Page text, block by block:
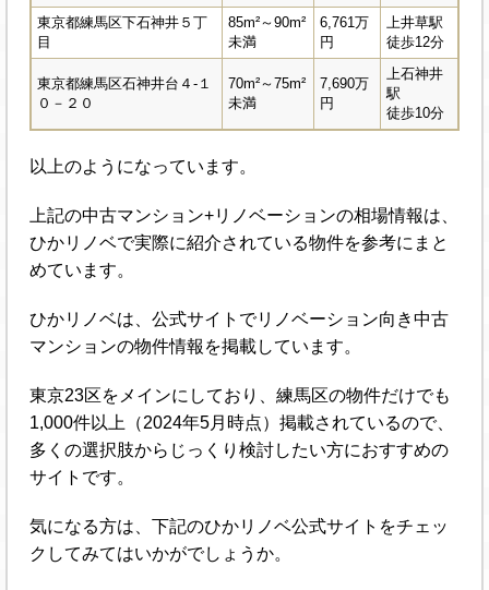
東京都練馬区下石神井５丁
目
85m²～90m²
未満
6,761万
円
上井草駅
徒歩12分
東京都練馬区石神井台４-１
０－２０
70m²～75m²
未満
7,690万
円
上石神井
駅
徒歩10分
以上のようになっています。
上記の中古マンション+リノベーションの相場情報は、
ひかリノベで実際に紹介されている物件を参考にまと
めています。
ひかリノベは、公式サイトでリノベーション向き中古
マンションの物件情報を掲載しています。
東京23区をメインにしており、練馬区の物件だけでも
1,000件以上（2024年5月時点）掲載されているので、
多くの選択肢からじっくり検討したい方におすすめの
サイトです。
気になる方は、下記のひかリノベ公式サイトをチェッ
クしてみてはいかがでしょうか。